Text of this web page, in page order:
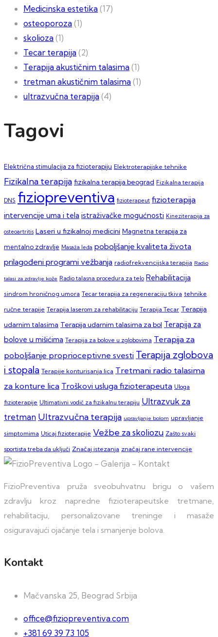
Medicinska estetika(17)
osteoporoza(1)
skolioza(1)
Tecar terapija(2)
Terapija akustičnim talasima(1)
tretman akustičnim talasima(1)
ultrazvučna terapija(4)
Tagovi
Električna stimulacija za fizioterapiju Elektroterapijske tehnike
Fizikalna terapija fizikalna terapija beograd Fizikalna terapija
DNS fiziopreventiva fizioterapeut fizioterapija
intervencije uma i tela istraživačke mogućnosti Kineziterapija za
osteoartritis Laseri u fizikalnoj medicini Magnetna terapija za
mentalno zdravlje Masaža leđa poboljšanje kvaliteta života
prilagođeni programi vežbanja radiofrekvencijska terapija Radio
talasi za zdravlje kože Radio talasna procedura za telo Rehabilitacija
sindrom hroničnog umora Tecar terapija za regeneraciju tkiva tehnike
ručne terapije Terapija laserom za rehabilitaciju Terapija Tecar Terapija
udarnim talasima Terapija udarnim talasima za bol Terapija za
bolove u mišićima Terapija za bolove u zglobovima Terapija za
poboljšanje proprioceptivne svesti Terapija zglobova
i stopala Terapije konturisanja lica Tretmani radio talasima
za konture lica Troškovi usluga fizioterapeuta Uloga
fizioterapije Ultimativni vodič za fizikalnu terapiju Ultrazvuk za
tretman Ultrazvučna terapija upravljanje bolom upravljanje
simptomima Uticaj fizioterapije Vežbe za skoliozu Zašto svaki
sportista treba da uključi Značaj istezanja značaj rane intervencije
FizioPreventiva pruža sveobuhvatnu brigu o vašem
zdravlju kroz napredne fizioterapeutske tretmane,
rehabilitaciju, personalizovane treninge i masaže
osiguravajući ojačanje tela i smanjenje bolova.
Kontakt
Mačvanska 25, Beograd Srbija
office@fiziopreventiva.com
+381 69 39 73 105